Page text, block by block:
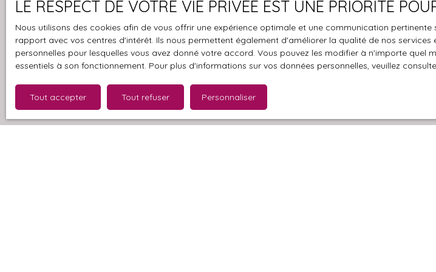
J'accepte le traitement de mes données
souhaitez pas faire l'objet de prospection
pouvez vous inscrire gratuitement sur la liste
prévu par l'article L223-1 du code de la
www.bloctel.gouv.fr ou par courrier adressé à :
Société Worldline, Service Bloctel, CS 61311, 41013
LE RESPECT DE VOTRE VIE PRIVÉE EST UNE PRIORITÉ
Nous utilisons des cookies afin de vous offrir une expérience optimale et une communication
rapport avec vos centres d'intérêt. Ils nous permettent également d'améliorer la qualité de nos
personnelles pour lesquelles vous avez donné votre accord. Vous pouvez les modifier à n'importe quel
essentiels à son fonctionnement. Pour plus d'informations sur vos données personnelles, veuillez
Tout accepter Tout refuser Personnaliser